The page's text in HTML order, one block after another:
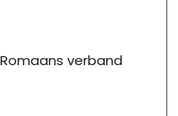
verband